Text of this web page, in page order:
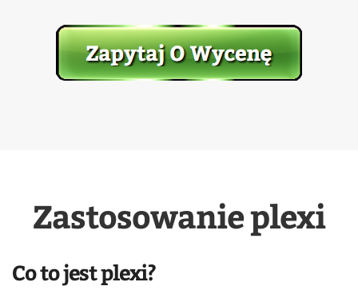
Zastosowanie plexi
Co to jest plexi?